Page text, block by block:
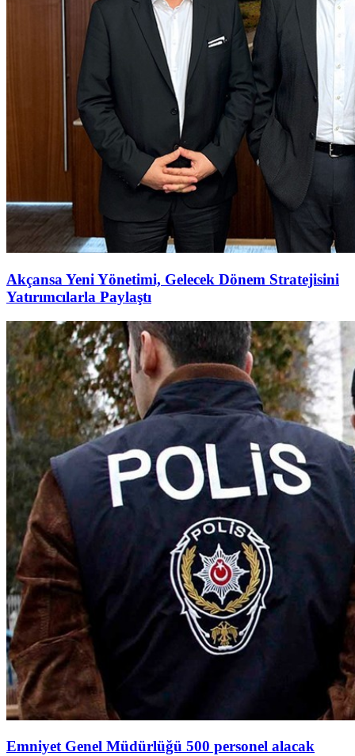
Akçansa Yeni Yönetimi, Gelecek Dönem Stratejisini
Yatırımcılarla Paylaştı
Emniyet Genel Müdürlüğü 500 personel alacak